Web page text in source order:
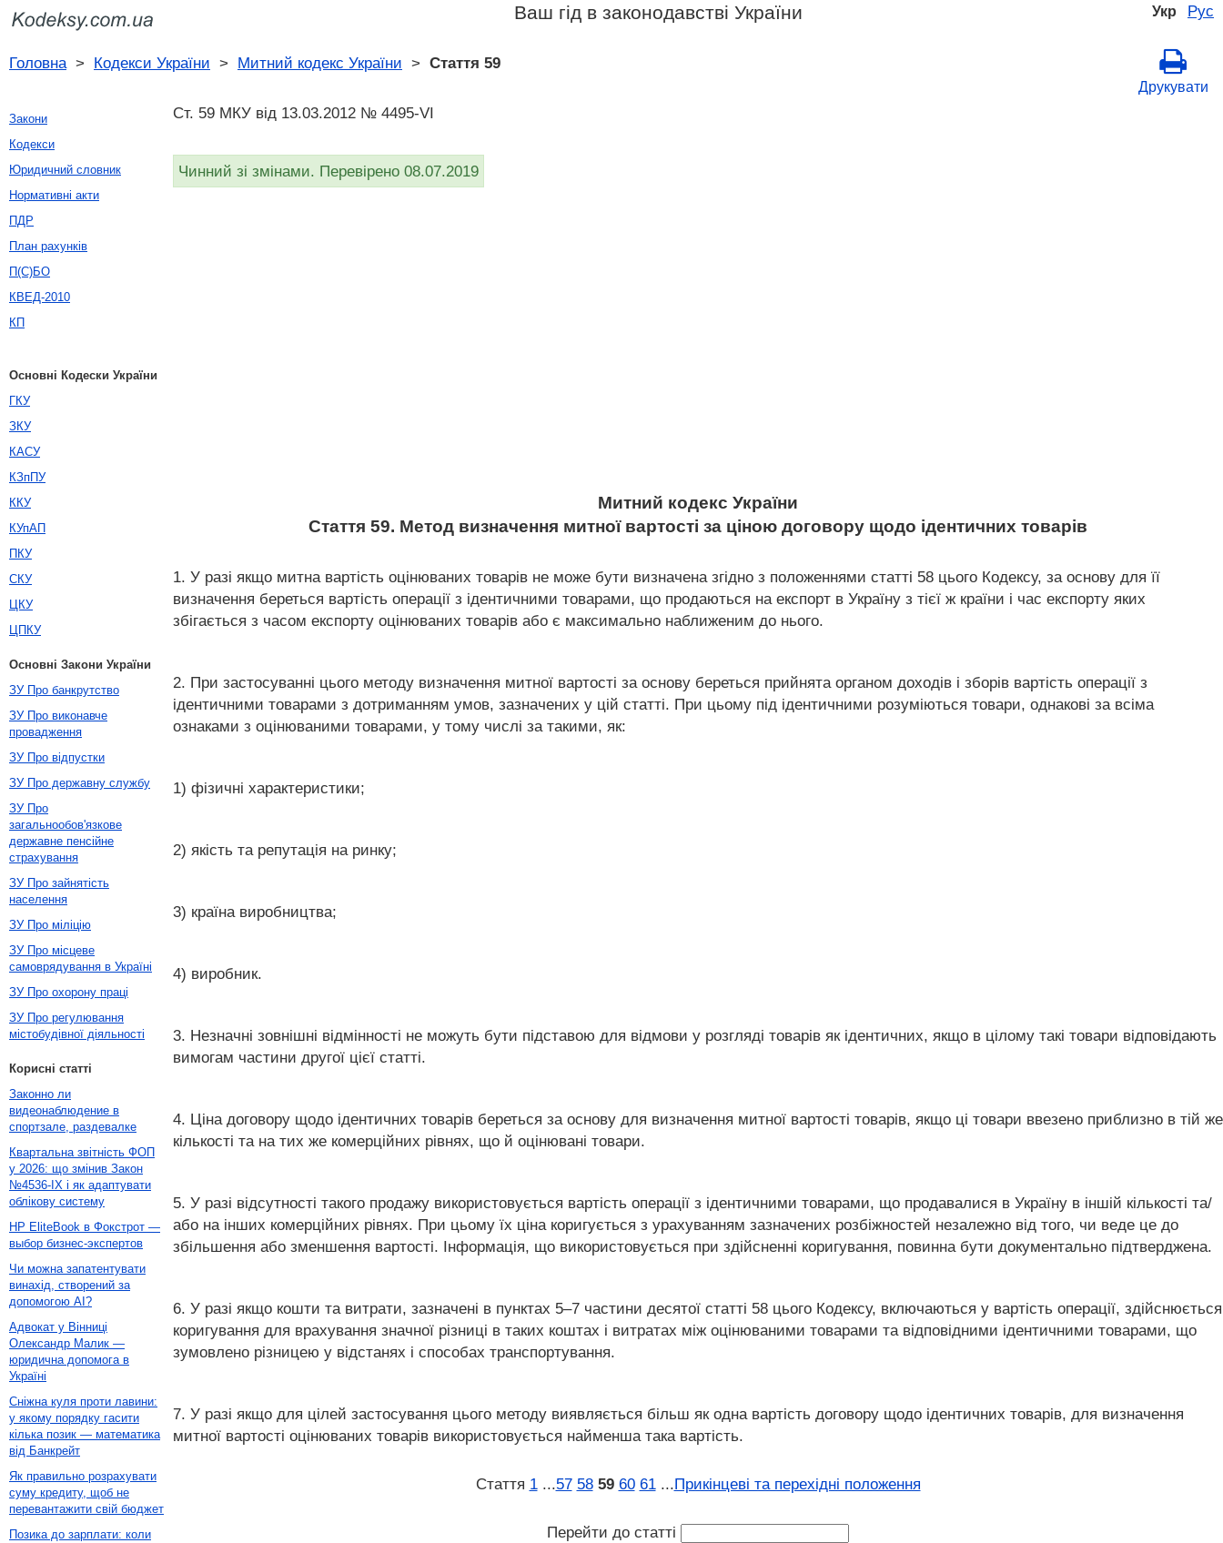
Укр Рус
Ваш гід в законодавстві України
Головна> Кодекси України > Митний кодекс України > Стаття 59
Друкувати
Ст. 59 МКУ від 13.03.2012 № 4495-VI
Чинний зі змінами. Перевірено 08.07.2019
Митний кодекс України
Стаття 59. Метод визначення митної вартості за ціною договору щодо ідентичних товарів
1. У разі якщо митна вартість оцінюваних товарів не може бути визначена згідно з положеннями статті 58 цього Кодексу, за основу для її
визначення береться вартість операції з ідентичними товарами, що продаються на експорт в Україну з тієї ж країни і час експорту яких
збігається з часом експорту оцінюваних товарів або є максимально наближеним до нього.
2. При застосуванні цього методу визначення митної вартості за основу береться прийнята органом доходів і зборів вартість операції з
ідентичними товарами з дотриманням умов, зазначених у цій статті. При цьому під ідентичними розуміються товари, однакові за всіма
ознаками з оцінюваними товарами, у тому числі за такими, як:
1) фізичні характеристики;
2) якість та репутація на ринку;
3) країна виробництва;
4) виробник.
3. Незначні зовнішні відмінності не можуть бути підставою для відмови у розгляді товарів як ідентичних, якщо в цілому такі товари відповідають
вимогам частини другої цієї статті.
4. Ціна договору щодо ідентичних товарів береться за основу для визначення митної вартості товарів, якщо ці товари ввезено приблизно в тій же
кількості та на тих же комерційних рівнях, що й оцінювані товари.
5. У разі відсутності такого продажу використовується вартість операції з ідентичними товарами, що продавалися в Україну в іншій кількості та/
або на інших комерційних рівнях. При цьому їх ціна коригується з урахуванням зазначених розбіжностей незалежно від того, чи веде це до
збільшення або зменшення вартості. Інформація, що використовується при здійсненні коригування, повинна бути документально підтверджена.
6. У разі якщо кошти та витрати, зазначені в пунктах 5–7 частини десятої статті 58 цього Кодексу, включаються у вартість операції, здійснюється
коригування для врахування значної різниці в таких коштах і витратах між оцінюваними товарами та відповідними ідентичними товарами, що
зумовлено різницею у відстанях і способах транспортування.
7. У разі якщо для цілей застосування цього методу виявляється більш як одна вартість договору щодо ідентичних товарів, для визначення
митної вартості оцінюваних товарів використовується найменша така вартість.
Стаття 1 ...57 58 59 60 61 ...Прикінцеві та перехідні положення
Перейти до статті
Закони
Кодекси
Юридичний словник
Нормативні акти
ПДР
План рахунків
П(С)БО
КВЕД-2010
КП
Основні Кодески України
ГКУ
ЗКУ
КАСУ
КЗпПУ
ККУ
КУпАП
ПКУ
СКУ
ЦКУ
ЦПКУ
Основні Закони України
ЗУ Про банкрутство
ЗУ Про виконавче
провадження
ЗУ Про відпустки
ЗУ Про державну службу
ЗУ Про
загальнообов'язкове
державне пенсійне
страхування
ЗУ Про зайнятість
населення
ЗУ Про міліцію
ЗУ Про місцеве
самоврядування в Україні
ЗУ Про охорону праці
ЗУ Про регулювання
містобудівної діяльності
Корисні статті
Законно ли
видеонаблюдение в
спортзале, раздевалке
Квартальна звітність ФОП
у 2026: що змінив Закон
№4536-IX і як адаптувати
облікову систему
HP EliteBook в Фокстрот —
выбор бизнес-экспертов
Чи можна запатентувати
винахід, створений за
допомогою AI?
Адвокат у Вінниці
Олександр Малик —
юридична допомога в
Україні
Сніжна куля проти лавини:
у якому порядку гасити
кілька позик — математика
від Банкрейт
Як правильно розрахувати
суму кредиту, щоб не
перевантажити свій бюджет
Позика до зарплати: коли